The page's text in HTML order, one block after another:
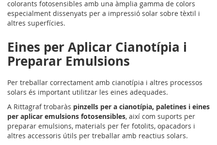
colorants fotosensibles amb una àmplia gamma de colors
especialment dissenyats per a impressió solar sobre tèxtil i
altres superfícies.
Eines per Aplicar Cianotípia i
Preparar Emulsions
Per treballar correctament amb cianotípia i altres processos
solars és important utilitzar les eines adequades.
A Rittagraf trobaràs pinzells per a cianotípia, paletines i eines
per aplicar emulsions fotosensibles, així com suports per
preparar emulsions, materials per fer fotolits, opacadors i
altres accessoris útils per treballar amb reactius solars.